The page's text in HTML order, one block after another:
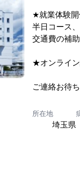
★就業体験
半日コース
交通費の補
★オンライ
ご連絡お待
所在地
埼玉県